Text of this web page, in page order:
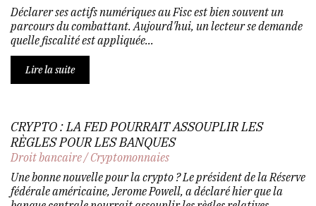
Déclarer ses actifs numériques au Fisc est bien souvent un
parcours du combattant. Aujourd'hui, un lecteur se demande
quelle fiscalité est appliquée...
Lire la suite
CRYPTO : LA FED POURRAIT ASSOUPLIR LES
RÈGLES POUR LES BANQUES
Droit bancaire/Cryptomonnaies
Une bonne nouvelle pour la crypto ? Le président de la Réserve
fédérale américaine, Jerome Powell, a déclaré hier que la